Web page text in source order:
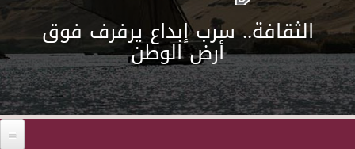
الثقافة.. سرب إبداع يرفرف فوق
أرض الوطن